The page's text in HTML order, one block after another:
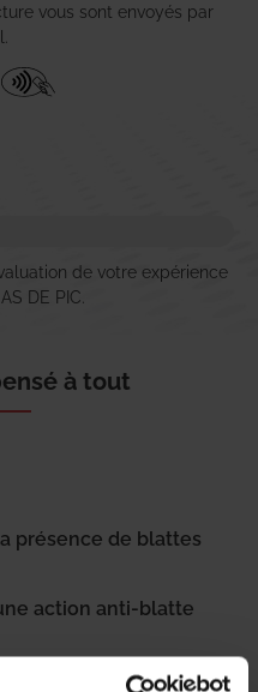
vous sont envoyés par
de votre expérience
DE PIC.
à tout
présence de blattes
action anti-blatte